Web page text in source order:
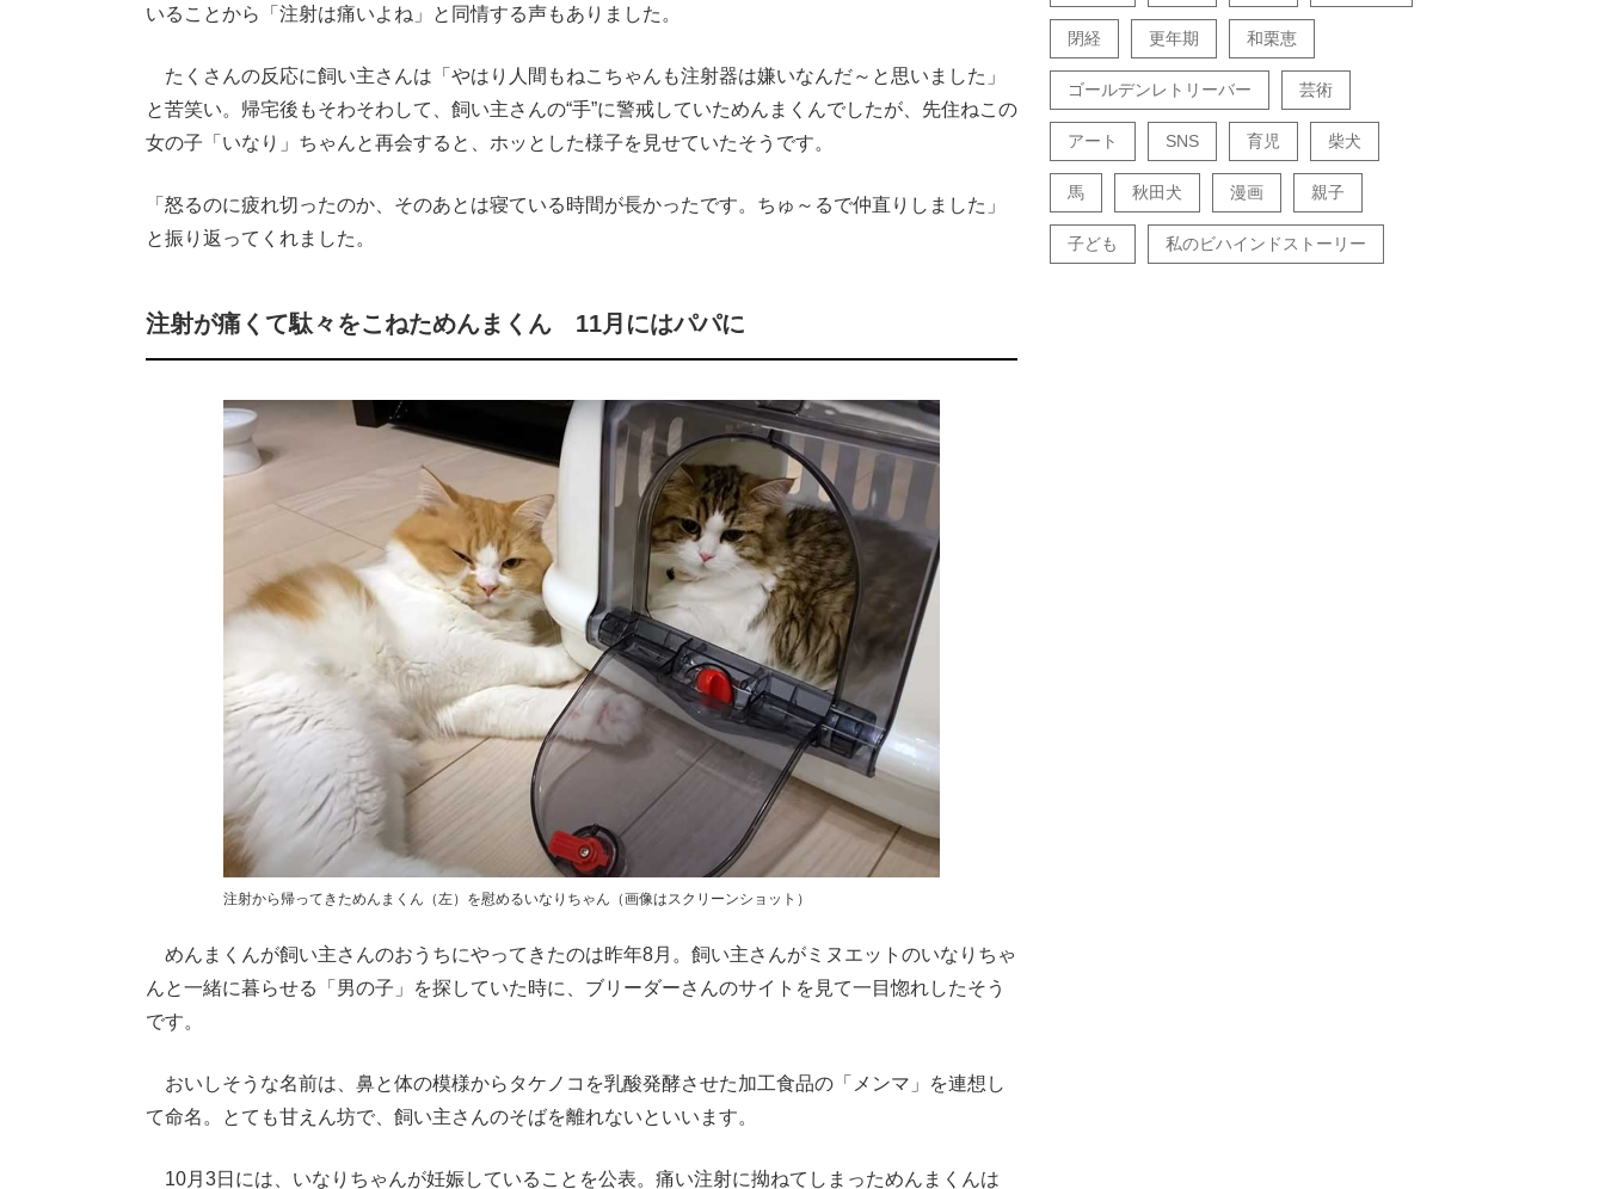
いることから「注射は痛いよね」と同情する声もありました。
たくさんの反応に飼い主さんは「やはり人間もねこちゃんも注射器は嫌いなんだ～と思いました」
と苦笑い。帰宅後もそわそわして、飼い主さんの“手”に警戒していためんまくんでしたが、先住ねこの
女の子「いなり」ちゃんと再会すると、ホッとした様子を見せていたそうです。
「怒るのに疲れ切ったのか、そのあとは寝ている時間が長かったです。ちゅ～るで仲直りしました」
と振り返ってくれました。
注射が痛くて駄々をこねためんまくん 11月にはパパに
注射から帰ってきためんまくん（左）を慰めるいなりちゃん（画像はスクリーンショット）
めんまくんが飼い主さんのおうちにやってきたのは昨年8月。飼い主さんがミヌエットのいなりちゃ
んと一緒に暮らせる「男の子」を探していた時に、ブリーダーさんのサイトを見て一目惚れしたそう
です。
おいしそうな名前は、鼻と体の模様からタケノコを乳酸発酵させた加工食品の「メンマ」を連想し
て命名。とても甘えん坊で、飼い主さんのそばを離れないといいます。
10月3日には、いなりちゃんが妊娠していることを公表。痛い注射に拗ねてしまっためんまくんは
閉経 更年期 和栗恵
ゴールデンレトリーバー 芸術
アート SNS 育児 柴犬
馬 秋田犬 漫画 親子
子ども 私のビハインドストーリー